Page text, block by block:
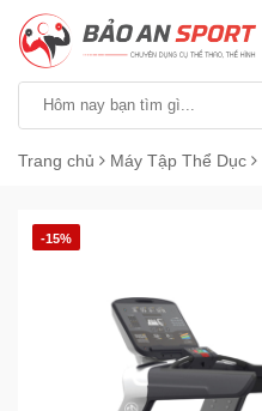
Trang chủ Máy Tập Thể Dục
-15%